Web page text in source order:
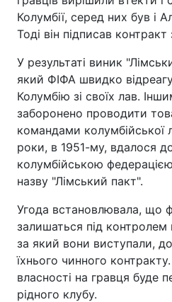
Колумбії, серед них був і
Тоді він підписав
У результаті виник
який ФІФА швидко
Колумбію зі своїх лав.
заборонено проводити
командами колумбійської
роки, в 1951-му, вдалося
колумбійською
назву "Лімський пакт".
Угода встановлювала, що
залишаться під контролем
за який вони виступали,
їхнього чинного
власності на гравця буде
рідного клубу.